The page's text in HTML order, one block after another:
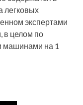
легковых
экспертами
в целом по
машинами на 1